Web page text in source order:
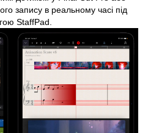
запису в реальному часі під
StaffPad.